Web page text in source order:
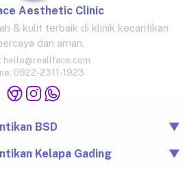
Aesthetic Clinic
& kulit terbaik di klinik kecantikan
dan aman.
hello@reallface.com
0822-2311-1923
BSD
▼
Kelapa Gading
▼